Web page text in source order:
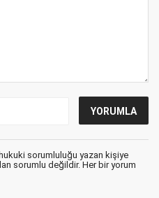
sorumluluğu yazan kişiye
sorumlu değildir. Her bir yorum